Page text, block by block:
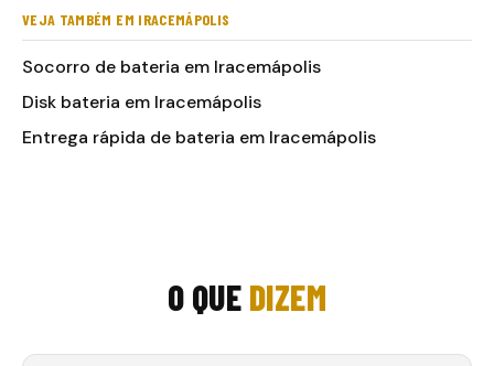
VEJA TAMBÉM EM IRACEMÁPOLIS
Socorro de bateria em Iracemápolis
Disk bateria em Iracemápolis
Entrega rápida de bateria em Iracemápolis
O QUE DIZEM